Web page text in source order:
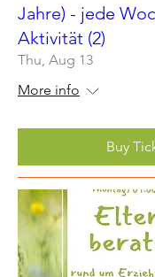
Jahre) - jede
Aktivität (2)
Thu, Aug 13
More info
Buy